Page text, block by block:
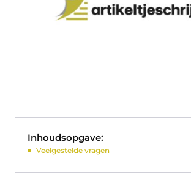
Inhoudsopgave:
Veelgestelde vragen